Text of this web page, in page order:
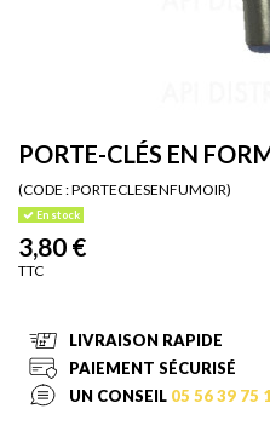
PORTE-CLÉS EN
(CODE :PORTECLESENFUMOIR)
En stock
3,80 €
TTC
LIVRAISON RAPIDE
PAIEMENT SÉCURISÉ
UN CONSEIL 05 56 39 75